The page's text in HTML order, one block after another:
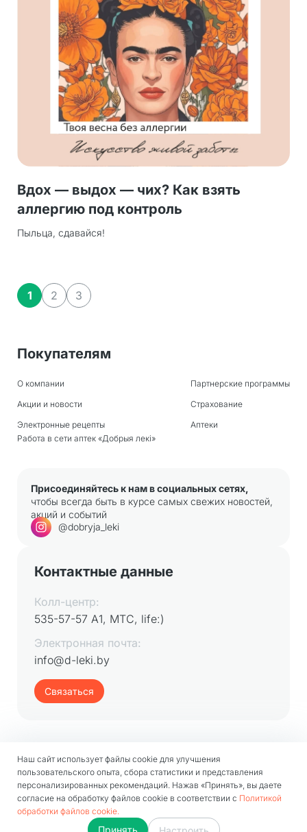
Вдох — выдох — чих? Как взять
аллергию под контроль
Пыльца, сдавайся!
1 2 3
Покупателям
О компании
Акции и новости
Электронные рецепты
Партнерские программы
Страхование
Аптеки
Работа в сети аптек «Добрыя лекi»
Присоединяйтесь к нам в социальных сетях,
чтобы всегда быть в курсе самых свежих новостей,
акций и событий
@dobryja_leki
Контактные данные
Колл-центр:
535-57-57 А1, МТС, life:)
Электронная почта:
info@d-leki.by
Связаться
ООО «Управляющая компания холдинга «Аптека групп»
Обработка и защита персональных данных
Наш сайт использует файлы cookie для улучшения
пользовательского опыта, сбора статистики и представления
персонализированных рекомендаций. Нажав «Принять», вы даете
согласие на обработку файлов cookie в соответствии с Политикой
обработки файлов cookie.
Принять